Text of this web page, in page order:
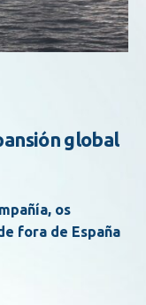
global
os
fora de España